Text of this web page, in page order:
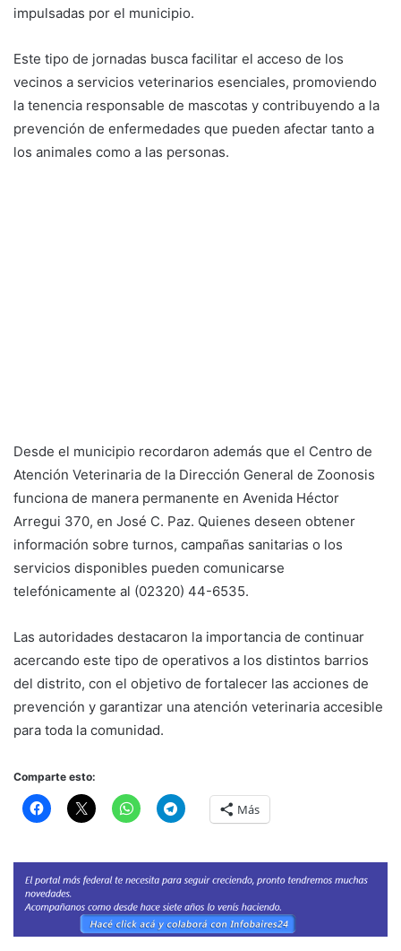
impulsadas por el municipio.
Este tipo de jornadas busca facilitar el acceso de los
vecinos a servicios veterinarios esenciales, promoviendo
la tenencia responsable de mascotas y contribuyendo a la
prevención de enfermedades que pueden afectar tanto a
los animales como a las personas.
Desde el municipio recordaron además que el Centro de
Atención Veterinaria de la Dirección General de Zoonosis
funciona de manera permanente en Avenida Héctor
Arregui 370, en José C. Paz. Quienes deseen obtener
información sobre turnos, campañas sanitarias o los
servicios disponibles pueden comunicarse
telefónicamente al (02320) 44-6535.
Las autoridades destacaron la importancia de continuar
acercando este tipo de operativos a los distintos barrios
del distrito, con el objetivo de fortalecer las acciones de
prevención y garantizar una atención veterinaria accesible
para toda la comunidad.
Comparte esto:
Más